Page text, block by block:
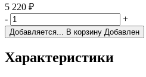
5 220 ₽
-
+
Добавляется... В корзину Добавлен
Характеристики